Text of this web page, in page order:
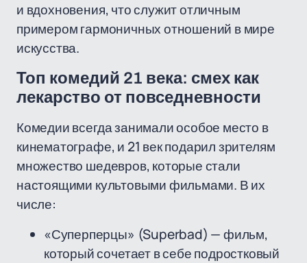
и вдохновения, что служит отличным
примером гармоничных отношений в мире
искусства.
Топ комедий 21 века: смех как
лекарство от повседневности
Комедии всегда занимали особое место в
кинематографе, и 21 век подарил зрителям
множество шедевров, которые стали
настоящими культовыми фильмами. В их
числе:
«Суперперцы» (Superbad) — фильм,
который сочетает в себе подростковый